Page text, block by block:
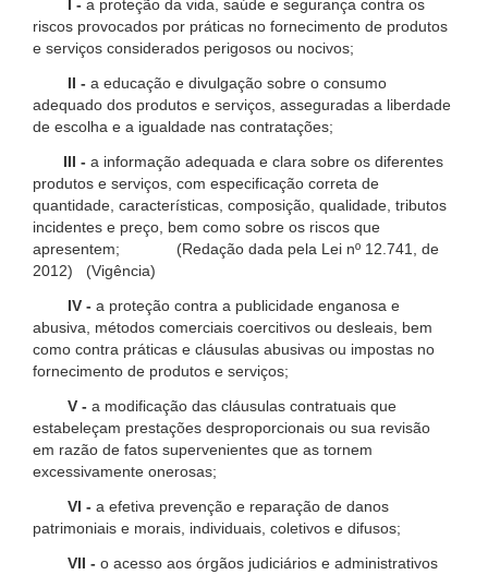
I - a proteção da vida, saúde e segurança contra os
riscos provocados por práticas no fornecimento de produtos
e serviços considerados perigosos ou nocivos;
II - a educação e divulgação sobre o consumo
adequado dos produtos e serviços, asseguradas a liberdade
de escolha e a igualdade nas contratações;
III - a informação adequada e clara sobre os diferentes
produtos e serviços, com especificação correta de
quantidade, características, composição, qualidade, tributos
incidentes e preço, bem como sobre os riscos que
apresentem; (Redação dada pela Lei nº 12.741, de
2012) (Vigência)
IV - a proteção contra a publicidade enganosa e
abusiva, métodos comerciais coercitivos ou desleais, bem
como contra práticas e cláusulas abusivas ou impostas no
fornecimento de produtos e serviços;
V - a modificação das cláusulas contratuais que
estabeleçam prestações desproporcionais ou sua revisão
em razão de fatos supervenientes que as tornem
excessivamente onerosas;
VI - a efetiva prevenção e reparação de danos
patrimoniais e morais, individuais, coletivos e difusos;
VII - o acesso aos órgãos judiciários e administrativos